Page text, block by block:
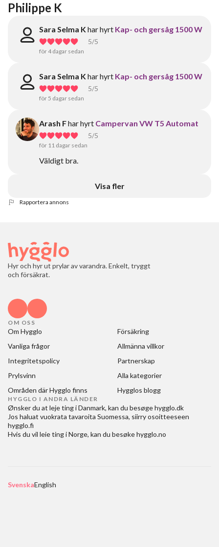
Philippe K
Sara Selma K har hyrt Kap- och gersåg 1500 W
5/5
för 4 dagar sedan
Sara Selma K har hyrt Kap- och gersåg 1500 W
5/5
för 5 dagar sedan
Arash Fhar hyrt Campervan VW T5 Automat
5/5
för 11 dagar sedan
Väldigt bra.
Visa fler
Rapportera annons
Hyr och hyr ut prylar av varandra. Enkelt, tryggt
och försäkrat.
OM OSS
Om Hygglo
Försäkring
Vanliga frågor
Allmänna villkor
Integritetspolicy
Partnerskap
Prylsvinn
Alla kategorier
Områden där Hygglo finns
Hygglos blogg
HYGGLO I ANDRA LÄNDER
Ønsker du at leje ting i Danmark, kan du besøgehygglo.dk
Jos haluat vuokrata tavaroita Suomessa, siirry osoitteeseen
hygglo.fi
Hvis du vil leie ting i Norge, kan du besøkehygglo.no
SvenskaEnglish